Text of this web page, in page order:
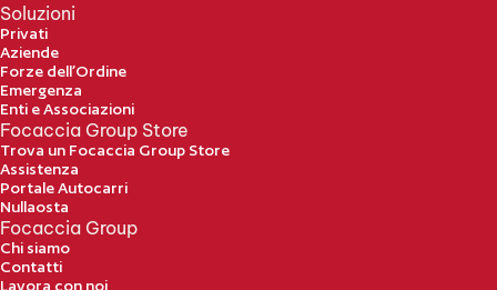
Soluzioni
Privati
Aziende
Forze dell’Ordine
Emergenza
Enti e Associazioni
Focaccia Group Store
Trova un Focaccia Group Store
Assistenza
Portale Autocarri
Nullaosta
Focaccia Group
Chi siamo
Contatti
Lavora con noi